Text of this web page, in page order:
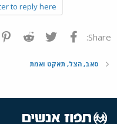
to reply here.
Share: פייסבוק Twitter
Reddit
סאב, הצל, תאקט ואמת